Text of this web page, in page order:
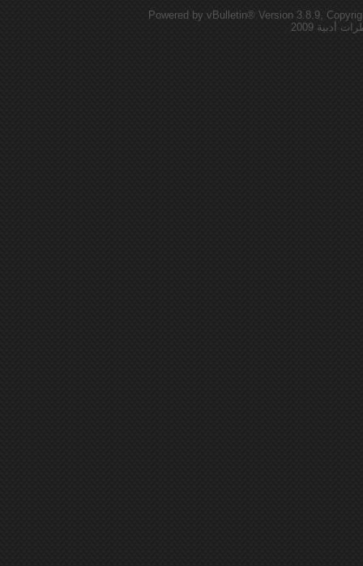
Powered by vBulletin® Version 3.8.9,
2009